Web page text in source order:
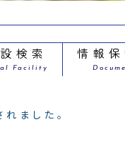
検索
Facility
情報保
ました。